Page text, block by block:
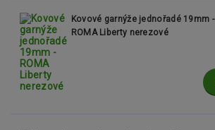
Kovové garnýže jednořadé 19mm -
ROMA Liberty nerezové